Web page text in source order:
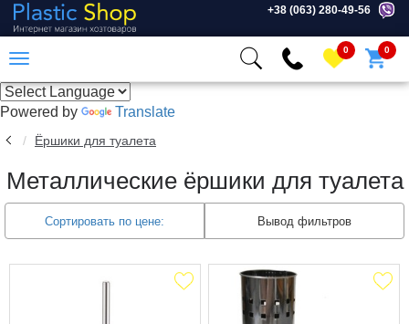
+38 (063) 280-49-56
0 0
Powered by Translate
Ёршики для туалета
Металлические ёршики для туалета
Сортировать по цене: Вывод фильтров